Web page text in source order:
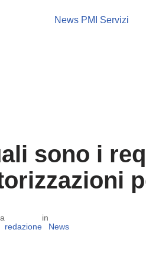
News PMI Servizi
sono i
redazione
in
News